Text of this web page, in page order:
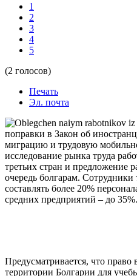
1
2
3
4
5
(2 голосов)
Печать
Эл. почта
поправки в Закон об
миграцию и трудовую
исследование рынка труда
третьих стран и предложение
очередь болгарам. Сотрудники
составлять более 20%
средних предприятий – до 35%.
Предусматривается, что право
территории Болгарии для